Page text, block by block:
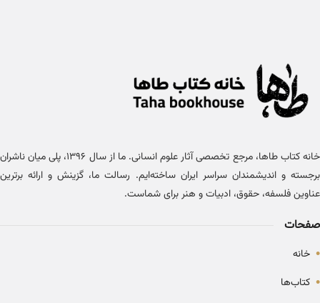
خانه کتاب طاها، مرجع تخصصی آثار علوم انسانی. ما از سال ۱۳۹۶، پلی میان ناشران
برجسته و اندیشمندان سراسر ایران ساخته‌ایم. رسالت ما، گزینش و ارائه برترین
عناوین فلسفه، حقوق، ادبیات و هنر برای شماست.
صفحات
• خانه
• کتاب‌ها